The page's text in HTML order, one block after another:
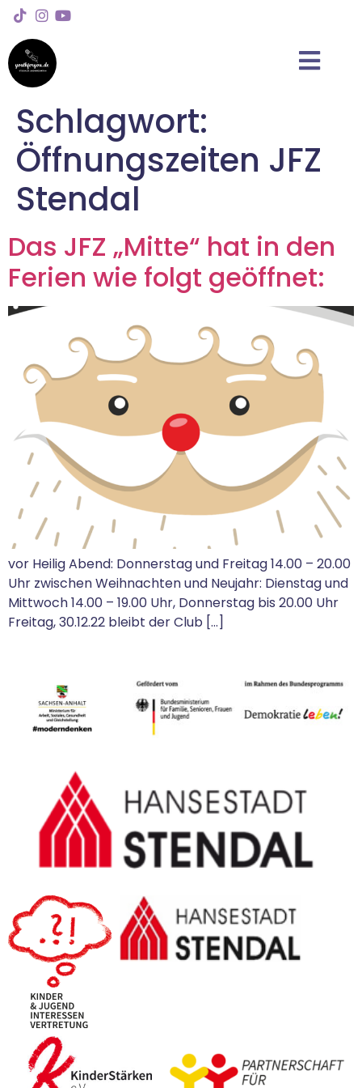
Schlagwort:
Öffnungszeiten JFZ
Stendal
Das JFZ „Mitte“ hat in den
Ferien wie folgt geöffnet:
vor Heilig Abend: Donnerstag und Freitag 14.00 – 20.00
Uhr zwischen Weihnachten und Neujahr: Dienstag und
Mittwoch 14.00 – 19.00 Uhr, Donnerstag bis 20.00 Uhr
Freitag, 30.12.22 bleibt der Club […]